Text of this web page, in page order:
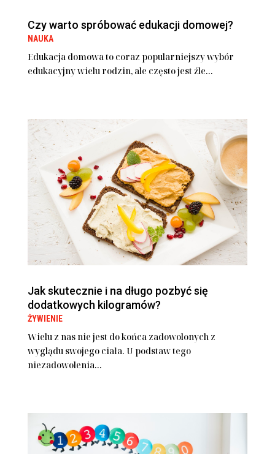
Czy warto spróbować edukacji domowej?
NAUKA
Edukacja domowa to coraz popularniejszy wybór
edukacyjny wielu rodzin, ale często jest źle...
Jak skutecznie i na długo pozbyć się
dodatkowych kilogramów?
ŻYWIENIE
Wielu z nas nie jest do końca zadowolonych z
wyglądu swojego ciała. U podstaw tego
niezadowolenia...